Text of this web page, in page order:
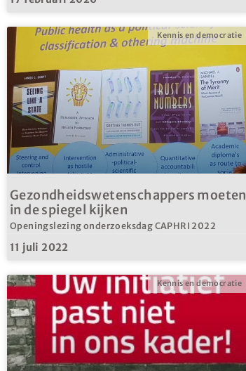
Kennis en democratie
Gezondheidswetenschappers moeten
in de spiegel kijken
Openingslezing onderzoeksdag CAPHRI 2022
11 juli 2022
Kennis en democratie